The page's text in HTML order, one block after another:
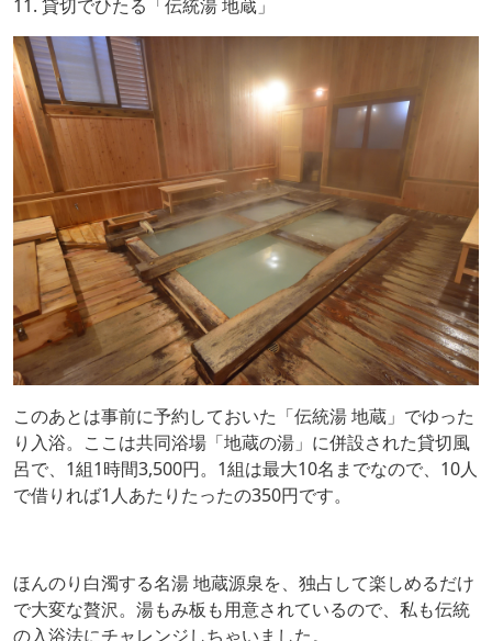
11. 貸切でひたる「伝統湯 地蔵」
このあとは事前に予約しておいた「伝統湯 地蔵」でゆった
り入浴。ここは共同浴場「地蔵の湯」に併設された貸切風
呂で、1組1時間3,500円。1組は最大10名までなので、10人
で借りれば1人あたりたったの350円です。
ほんのり白濁する名湯 地蔵源泉を、独占して楽しめるだけ
で大変な贅沢。湯もみ板も用意されているので、私も伝統
の入浴法にチャレンジしちゃいました。